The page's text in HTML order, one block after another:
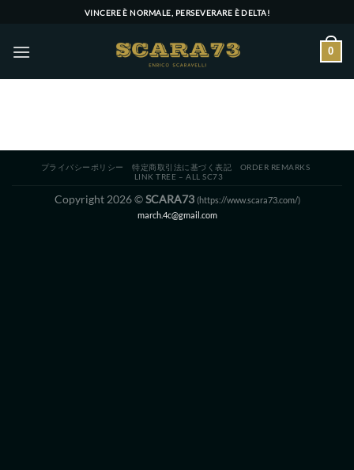
content
VINCERE È NORMALE, PERSEVERARE È DELTA!
0
プライバシーポリシー 特定商取引法に基づく表記
ORDER REMARKS
LINK TREE – ALL SC73
Copyright 2026 ©SCARA73 (https://www.scara73.com/)
march.4c@gmail.com